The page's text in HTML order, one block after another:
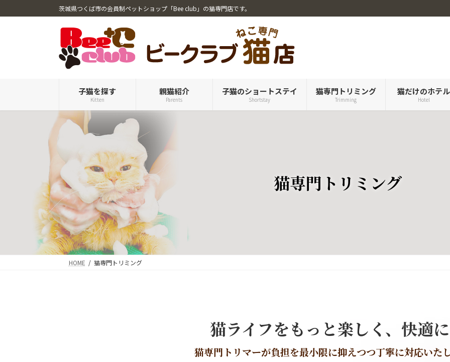
ン
プ
ビ
動
茨城県つくば市の会員制ペットショップ「Bee club」の猫専門店です。
子猫を探す
Kitten
親猫紹介
Parents
子猫のショートステイ
Shortstay
猫専門トリミング
Trimming
猫だけのホテル
Hotel
猫専門トリミング
HOME 猫専門トリミング
猫ライフをもっと楽しく、快適
猫専門トリマーが負担を最小限に抑えつつ丁寧に対応いた